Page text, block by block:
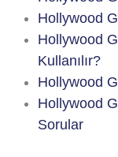
Hollywood
Hollywood
Kullanılır?
Hollywood
Hollywood
Sorular